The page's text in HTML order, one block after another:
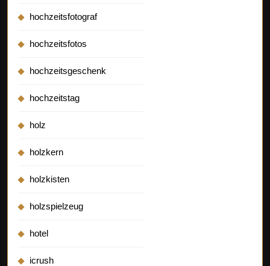
hochzeitsfotograf
hochzeitsfotos
hochzeitsgeschenk
hochzeitstag
holz
holzkern
holzkisten
holzspielzeug
hotel
icrush